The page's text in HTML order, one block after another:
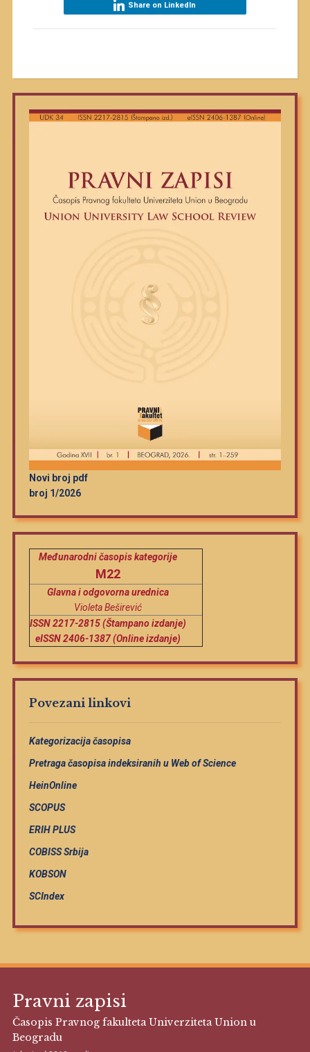
Novi broj pdf
broj 1/2026
Međunarodni časopis kategorije
M22
Glavna i odgovorna urednica
Violeta Beširević
ISSN 2217-2815 (Štampano izdanje)
eISSN 2406-1387 (Online izdanje)
Povezani linkovi
Kategorizacija časopisa
Pretraga časopisa indeksiranih u Web of Science
HeinOnline
SCOPUS
ERIH PLUS
COBISS Srbija
KOBSON
SCIndex
Share on LinkedIn
Pravni zapisi
Časopis Pravnog fakulteta Univerziteta Union u
Beogradu